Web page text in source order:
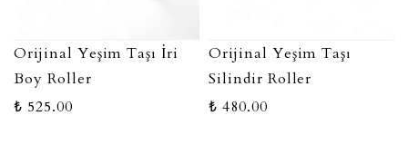
Orijinal Yeşim Taşı İri
Boy Roller
₺ 525.00
Orijinal Yeşim Taşı
Silindir Roller
₺ 480.00